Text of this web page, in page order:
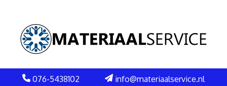
076-5438102 info@materiaalservice.nl